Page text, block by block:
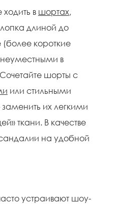
в шортах,
длиной до
(более короткие
неуместными в
шорты с
или стильными
их легкими
ткани. В качестве
на удобной
устраивают шоу-